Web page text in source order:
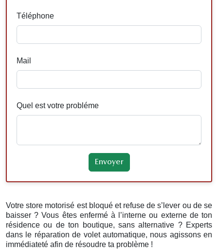
Téléphone
Mail
Quel est votre probléme
Votre store motorisé est bloqué et refuse de s’lever ou de se
baisser ? Vous êtes enfermé à l’interne ou externe de ton
résidence ou de ton boutique, sans alternative ? Experts
dans le réparation de volet automatique, nous agissons en
immédiateté afin de résoudre ta problème !